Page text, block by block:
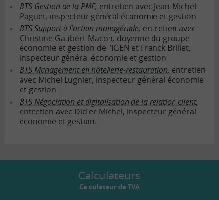
BTS Gestion de la PME, entretien avec Jean-Michel
Paguet, inspecteur général économie et gestion
BTS Support à l’action managériale, entretien avec
Christine Gaubert-Macon, doyenne du groupe
économie et gestion de l’IGEN et Franck Brillet,
inspecteur général économie et gestion
BTS Management en hôtellerie-restauration, entretien
avec Michel Lugnier, inspecteur général économie
et gestion
BTS Négociation et digitalisation de la relation client,
entretien avec Didier Michel, inspecteur général
économie et gestion.
Calculateurs
Calculateur de TVA